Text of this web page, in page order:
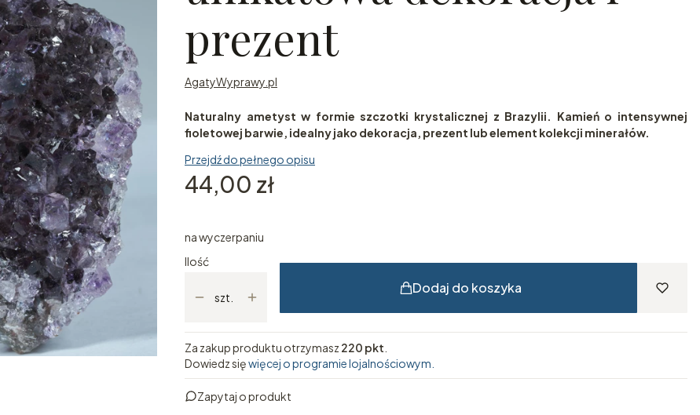
prezent
AgatyWyprawy.pl
Naturalny ametyst w formie szczotki krystalicznej z Brazylii. Kamień o intensywnej
fioletowej barwie, idealny jako dekoracja, prezent lub element kolekcji minerałów.
Przejdź do pełnego opisu
Cena
44,00 zł
na wyczerpaniu
Ilość
szt.
Dodaj do koszyka
Za zakup produktu otrzymasz 220 pkt
Dowiedz sięwięcej o programie lojalnościowym.
Zapytaj o produkt